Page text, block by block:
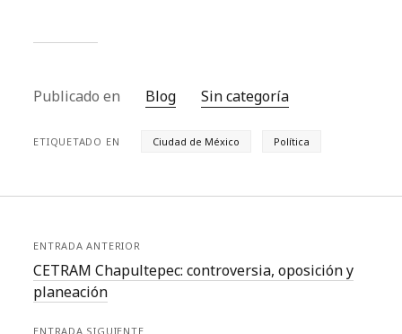
Publicado en Blog Sin categoría
ETIQUETADO EN Ciudad de México Política
ENTRADA ANTERIOR
CETRAM Chapultepec: controversia, oposición y
planeación
ENTRADA SIGUIENTE